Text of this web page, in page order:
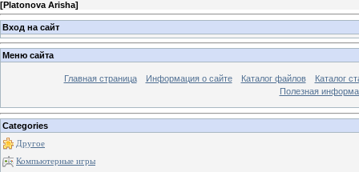
[Platonova Arisha]
Вход на сайт
Меню сайта
Главная страница Информация о сайте Каталог файлов
Каталог
Полезная
Categories
Другое
Компьютерные игры